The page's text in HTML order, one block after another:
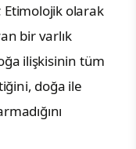
Etimolojik olarak
bir varlık
ilişkisinin tüm
doğa ile